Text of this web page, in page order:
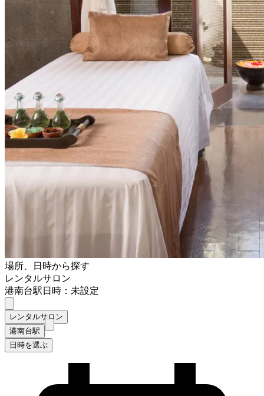
場所、日時から探す
レンタルサロン
港南台駅日時：未設定
レンタルサロン
港南台駅
日時を選ぶ